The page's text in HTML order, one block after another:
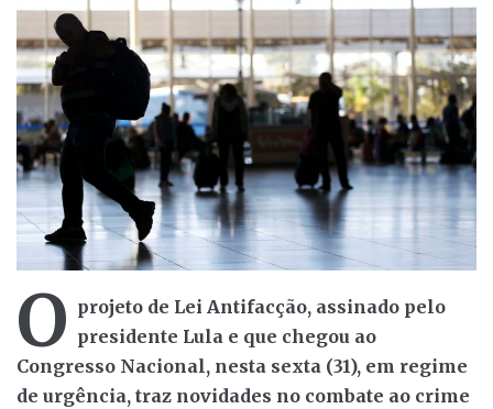
O projeto de Lei Antifacção, assinado pelo
presidente Lula e que chegou ao
Congresso Nacional, nesta sexta (31), em regime
de urgência, traz novidades no combate ao crime